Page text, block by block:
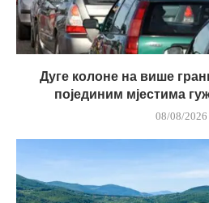
Дуге колоне на више
појединим мјестима
08/08/2026